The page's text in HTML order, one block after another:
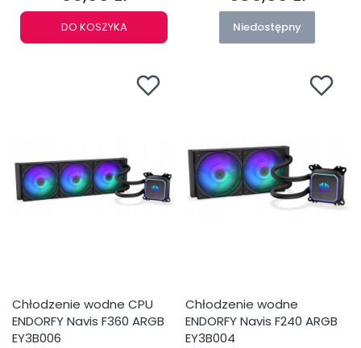
DO KOSZYKA Niedostępny
Chłodzenie wodne CPU
ENDORFY Navis F360 ARGB
EY3B006
Chłodzenie wodne
ENDORFY Navis F240 ARGB
EY3B004